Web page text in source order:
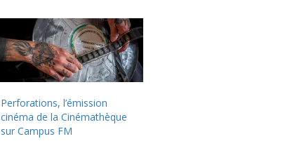
Perforations, l’émission
cinéma de la Cinémathèque
sur Campus FM